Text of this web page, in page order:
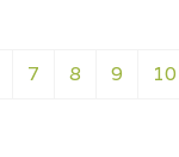
7 8 9 10